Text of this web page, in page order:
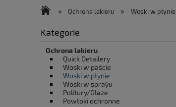
» Ochrona lakieru » Woski w płynie
Kategorie
Ochrona lakieru
Quick Detailery
Woski w paście
Woski w płynie
Woski w spray`u
Politury/Glaze
Powłoki ochronne